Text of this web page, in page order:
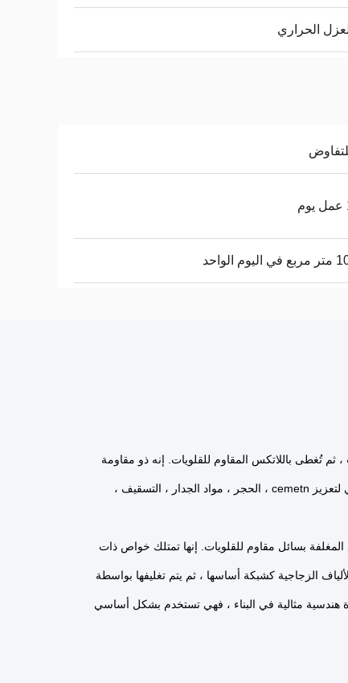
الحراري
الواحد
ثم تُغطى باللاتكس المقاوم للقلويات. إنه ذو مقاومة
عالية للقلوية ، قوة عالية ، إلخ. نظرًا لأن الإنشاءات الهندسية مثالية فهي تستخدم بشكل رئيسي لتعزيز cemetn ، الحجر ، مواد الجدار ، التسقيف ،
إنها تمتلك خواص ذات
الزجاجية كشبكة أساسها ، ثم يتم تغليفها بواسطة
هندسية مثالية في البناء ، فهي تستخدم بشكل أساسي